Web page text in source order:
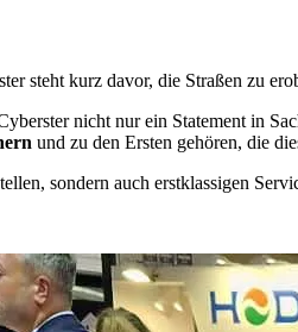
steht kurz davor, die Straßen zu
nicht nur ein Statement in
und zu den Ersten gehören, die
sondern auch erstklassigen